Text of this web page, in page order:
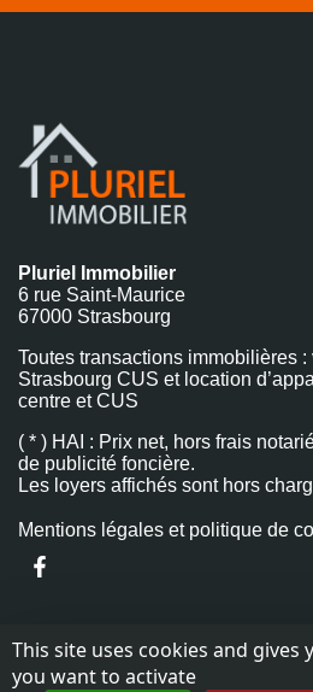
Pluriel Immobilier
6 rue Saint-Maurice
67000 Strasbourg
Toutes transactions immobilières
Strasbourg CUS et location
centre et CUS
( * ) HAI : Prix net, hors frais
de publicité foncière.
Les loyers affichés sont hors
Mentions légales et politique de
This site uses cookies and
you want to activate